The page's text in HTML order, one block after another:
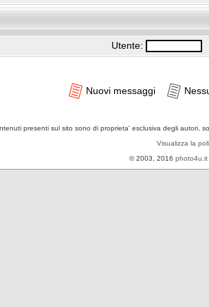
Utente:
Nuovi messaggi
presenti sul sito sono di proprieta' esclusiva degli autori,
Visualizza la
© 2003, 2016 photo4u.it